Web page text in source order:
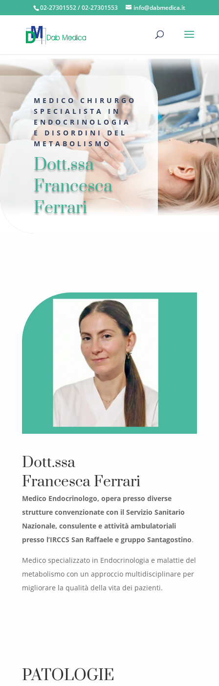
02-27301552 / 02-27301553 info@dabmedica.it
MEDICO CHIRURGO
SPECIALISTA IN
ENDOCRINOLOGIA
E DISORDINI DEL
METABOLISMO
Dott.ssa
Francesca
Ferrari
Dott.ssa
Francesca Ferrari
Medico Endocrinologo, opera presso diverse
strutture convenzionate con il Servizio Sanitario
Nazionale, consulente e attività ambulatoriali
presso l’IRCCS San Raffaele e gruppo Santagostino.
Medico specializzato in Endocrinologia e malattie del
metabolismo con un approccio multidisciplinare per
migliorare la qualità della vita dei pazienti.
PATOLOGIE